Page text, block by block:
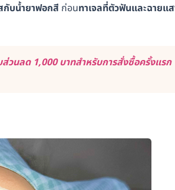
กับน้ำยาฟอกสี ก่อนทาเจลที่ตัวฟันและฉายแ
นลด 1,000 บาทสำหรับการสั่งซื้อครั้งแรก